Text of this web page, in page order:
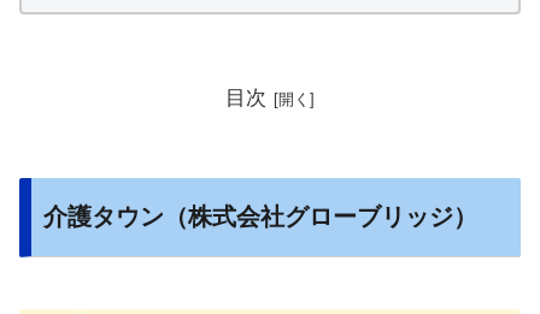
目次
介護タウン（株式会社グローブリッジ）